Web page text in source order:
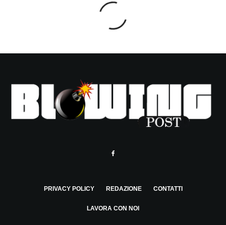
PRIVACY POLICY REDAZIONE CONTATTI
LAVORA CON NOI